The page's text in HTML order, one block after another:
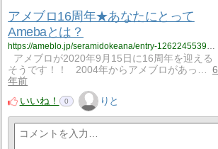
アメブロ16周年★あなたにとって
Amebaとは？
アメブロが2020年9月15日に16周年を迎える
そうです！！ 2004年からアメブロがあっ…
6
年前
いいね！
0 りと